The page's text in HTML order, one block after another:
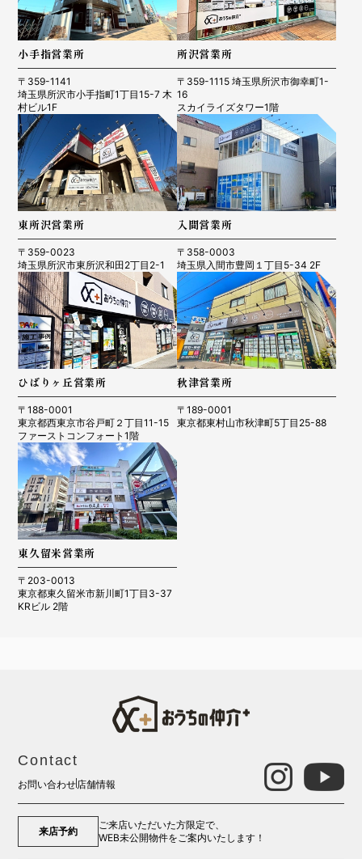
小手指営業所
〒359-1141
埼玉県所沢市小手指町1丁目15-7 木
村ビル1F
所沢営業所
〒359-1115 埼玉県所沢市御幸町1-
16
スカイライズタワー1階
東所沢営業所
〒359-0023
埼玉県所沢市東所沢和田2丁目2-1
入間営業所
〒358-0003
埼玉県入間市豊岡１丁目5-34 2F
ひばりヶ丘営業所
〒188-0001
東京都西東京市谷戸町２丁目11-15
ファーストコンフォート1階
秋津営業所
〒189-0001
東京都東村山市秋津町5丁目25-88
東久留米営業所
〒203-0013
東京都東久留米市新川町1丁目3-37
KRビル 2階
Contact
お問い合わせ 店舗情報
来店予約
ご来店いただいた方限定で、
WEB未公開物件をご案内いたします！